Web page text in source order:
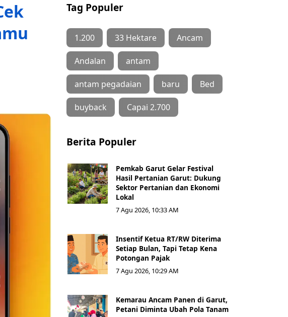
Tag Populer
1.200 33 Hektare Ancam
Andalan antam
antam pegadaian baru Bed
buyback Capai 2.700
Berita Populer
Pemkab Garut Gelar Festival
Hasil Pertanian Garut: Dukung
Sektor Pertanian dan Ekonomi
Lokal
7 Agu 2026, 10:33 AM
Insentif Ketua RT/RW Diterima
Setiap Bulan, Tapi Tetap Kena
Potongan Pajak
7 Agu 2026, 10:29 AM
Kemarau Ancam Panen di Garut,
Petani Diminta Ubah Pola Tanam